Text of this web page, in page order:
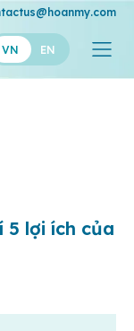
VN EN
5 lợi ích của